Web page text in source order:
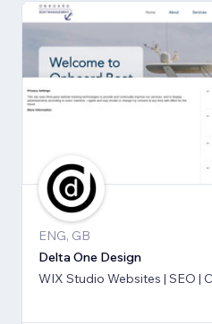
ENG, GB
Delta One Design
WIX Studio Websites | SEO |